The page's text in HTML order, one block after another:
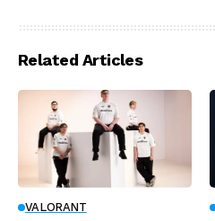
Related Articles
VALORANT